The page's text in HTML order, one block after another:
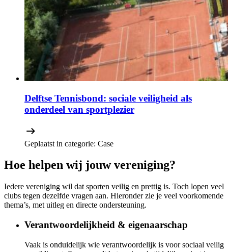
Delftse Tennisbond: sociale veiligheid als
onderdeel van sportplezier
Geplaatst in categorie: Case
Hoe helpen wij jouw vereniging?​
Iedere vereniging wil dat sporten veilig en prettig is. Toch lopen veel
clubs tegen dezelfde vragen aan. Hieronder zie je veel voorkomende
thema’s, met uitleg en directe ondersteuning.
Verantwoordelijkheid & eigenaarschap
Vaak is onduidelijk wie verantwoordelijk is voor sociaal veilig